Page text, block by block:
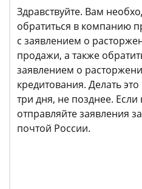
Здравствуйте. Вам
обратиться в компанию
с заявлением о
продажи, а также
заявлением о
кредитования. Делать
три дня, не позднее. Если
отправляйте заявления
почтой России.